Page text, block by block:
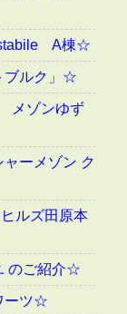
A棟☆
ブルク」☆
メゾンゆず
ーメゾン ク
ルズ田原本
のご紹介☆
ーツ☆